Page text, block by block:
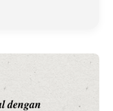
dua nama